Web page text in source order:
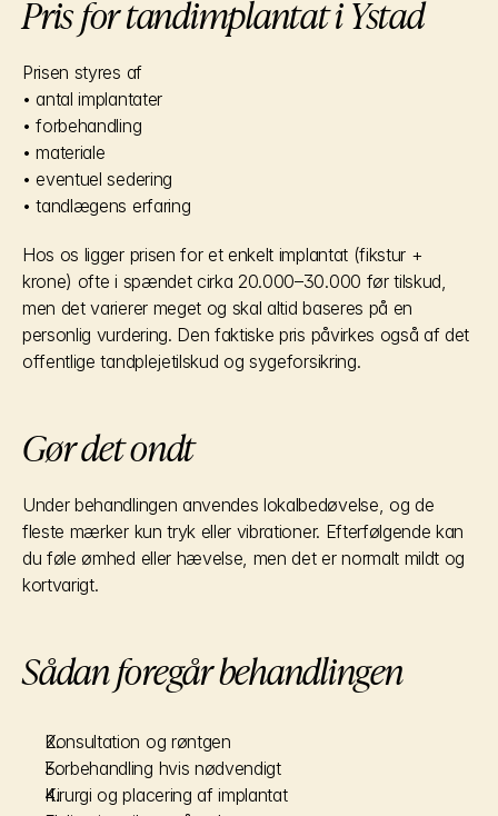
Pris for tandimplantat i Ystad
Prisen styres af
• antal implantater
• forbehandling
• materiale
• eventuel sedering
• tandlægens erfaring
Hos os ligger prisen for et enkelt implantat (fikstur +
krone) ofte i spændet cirka 20.000–30.000 før tilskud,
men det varierer meget og skal altid baseres på en
personlig vurdering. Den faktiske pris påvirkes også af det
offentlige tandplejetilskud og sygeforsikring.
Gør det ondt
Under behandlingen anvendes lokalbedøvelse, og de
fleste mærker kun tryk eller vibrationer. Efterfølgende kan
du føle ømhed eller hævelse, men det er normalt mildt og
kortvarigt.
Sådan foregår behandlingen
Konsultation og røntgen
Forbehandling hvis nødvendigt
Kirurgi og placering af implantat